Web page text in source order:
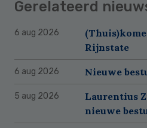
Gerelateerd
6 aug 2026
Rijnstate
6 aug 2026 Nieuwe
5 aug 2026
Laurentius
nieuwe